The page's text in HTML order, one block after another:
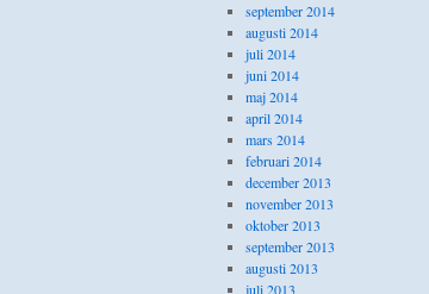
september 2014
augusti 2014
juli 2014
juni 2014
maj 2014
april 2014
mars 2014
februari 2014
december 2013
november 2013
oktober 2013
september 2013
augusti 2013
juli 2013